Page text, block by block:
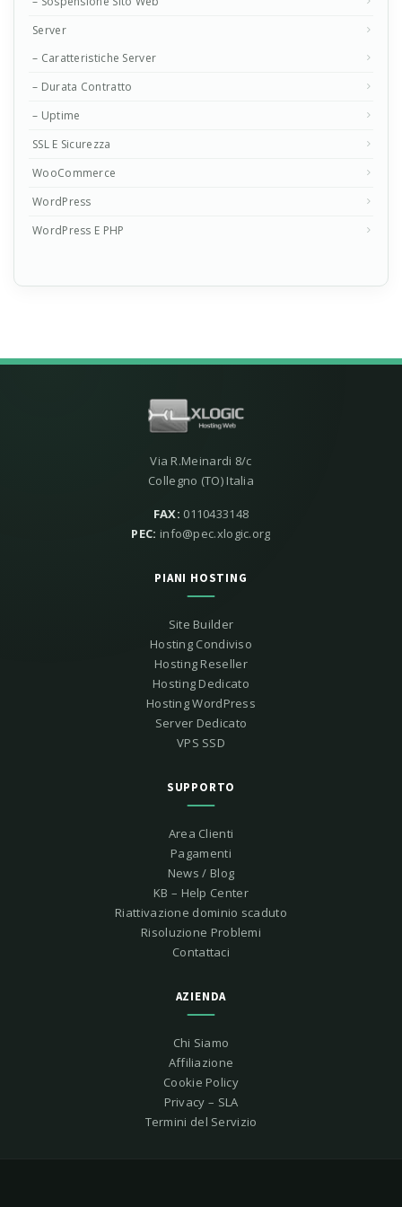
Server
– Caratteristiche Server
– Durata Contratto
– Uptime
SSL E Sicurezza
WooCommerce
WordPress
WordPress E PHP
Via R.Meinardi 8/c
Collegno (TO) Italia
FAX: 0110433148
PEC: info@pec.xlogic.org
PIANI HOSTING
Site Builder
Hosting Condiviso
Hosting Reseller
Hosting Dedicato
Hosting WordPress
Server Dedicato
VPS SSD
SUPPORTO
Area Clienti
Pagamenti
News / Blog
KB – Help Center
Riattivazione dominio scaduto
Risoluzione Problemi
Contattaci
AZIENDA
Chi Siamo
Affiliazione
Cookie Policy
Privacy – SLA
Termini del Servizio